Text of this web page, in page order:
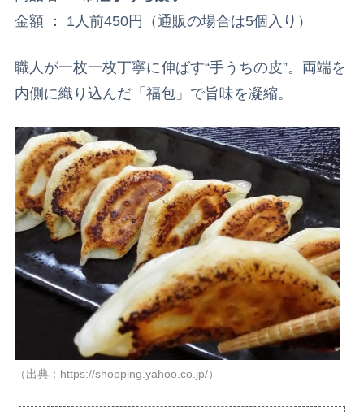
金額 ： 1人前450円（通販の場合は5個入り）
職人が一枚一枚丁寧に伸ばす“手うちの皮”。両端を
内側に織り込んだ「福包」で旨味を凝縮。
（出典：https://shopping.yahoo.co.jp/）